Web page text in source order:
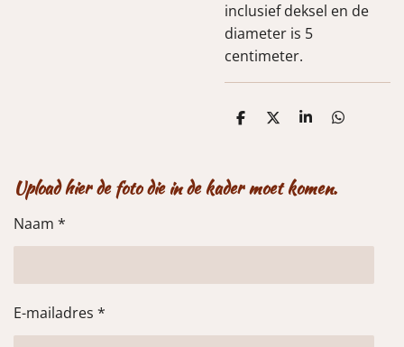
inclusief deksel en de
diameter is 5
centimeter.
D
n
D
S
D
Upload hier de foto die in de kader moet komen.
Naam *
E-mailadres *